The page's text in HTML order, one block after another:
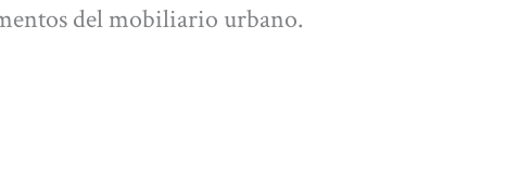
del mobiliario urbano.